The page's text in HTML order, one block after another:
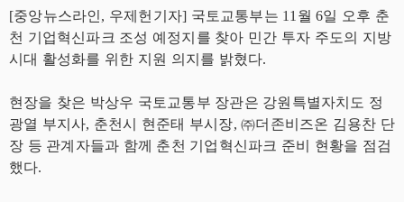
[중앙뉴스라인, 우제헌기자] 국토교통부는 11월 6일 오후 춘
천 기업혁신파크 조성 예정지를 찾아 민간 투자 주도의 지방
시대 활성화를 위한 지원 의지를 밝혔다.
현장을 찾은 박상우 국토교통부 장관은 강원특별자치도 정
광열 부지사, 춘천시 현준태 부시장, ㈜더존비즈온 김용찬 단
장 등 관계자들과 함께 춘천 기업혁신파크 준비 현황을 점검
했다.